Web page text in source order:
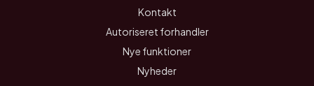
Kontakt
Autoriseret forhandler
Nye funktioner
Nyheder